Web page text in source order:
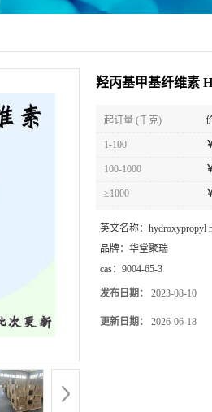
羟丙基甲基纤维素
起订量 (千克)
1-100
100-1000
≥1000
英文名称： hydroxypropyl
品牌： 华堂聚瑞
cas： 9004-65-3
发布日期： 2023-08-10
更新日期： 2026-06-18